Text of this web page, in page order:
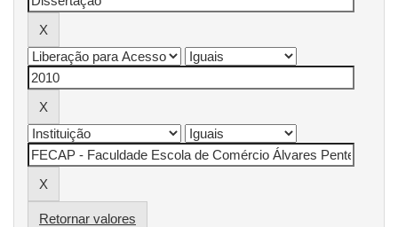
Retornar valores